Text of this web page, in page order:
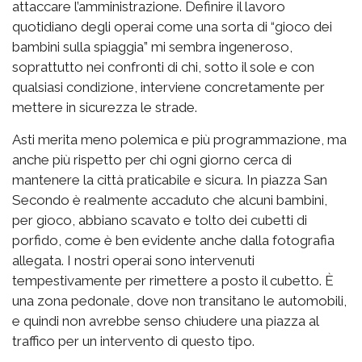
attaccare l’amministrazione. Definire il lavoro
quotidiano degli operai come una sorta di “gioco dei
bambini sulla spiaggia” mi sembra ingeneroso,
soprattutto nei confronti di chi, sotto il sole e con
qualsiasi condizione, interviene concretamente per
mettere in sicurezza le strade.
Asti merita meno polemica e più programmazione, ma
anche più rispetto per chi ogni giorno cerca di
mantenere la città praticabile e sicura. In piazza San
Secondo è realmente accaduto che alcuni bambini,
per gioco, abbiano scavato e tolto dei cubetti di
porfido, come è ben evidente anche dalla fotografia
allegata. I nostri operai sono intervenuti
tempestivamente per rimettere a posto il cubetto. È
una zona pedonale, dove non transitano le automobili,
e quindi non avrebbe senso chiudere una piazza al
traffico per un intervento di questo tipo.